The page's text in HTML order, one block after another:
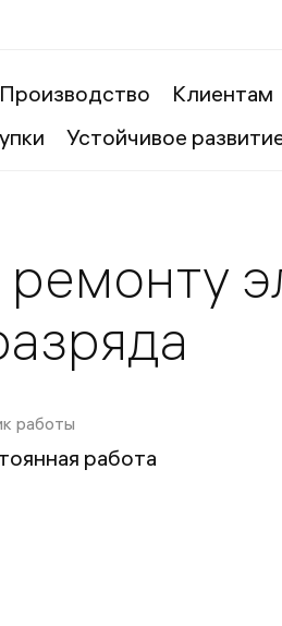
Производство Клиентам
Устойчивое
работы
работа